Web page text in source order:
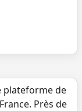
plateforme de
Près de